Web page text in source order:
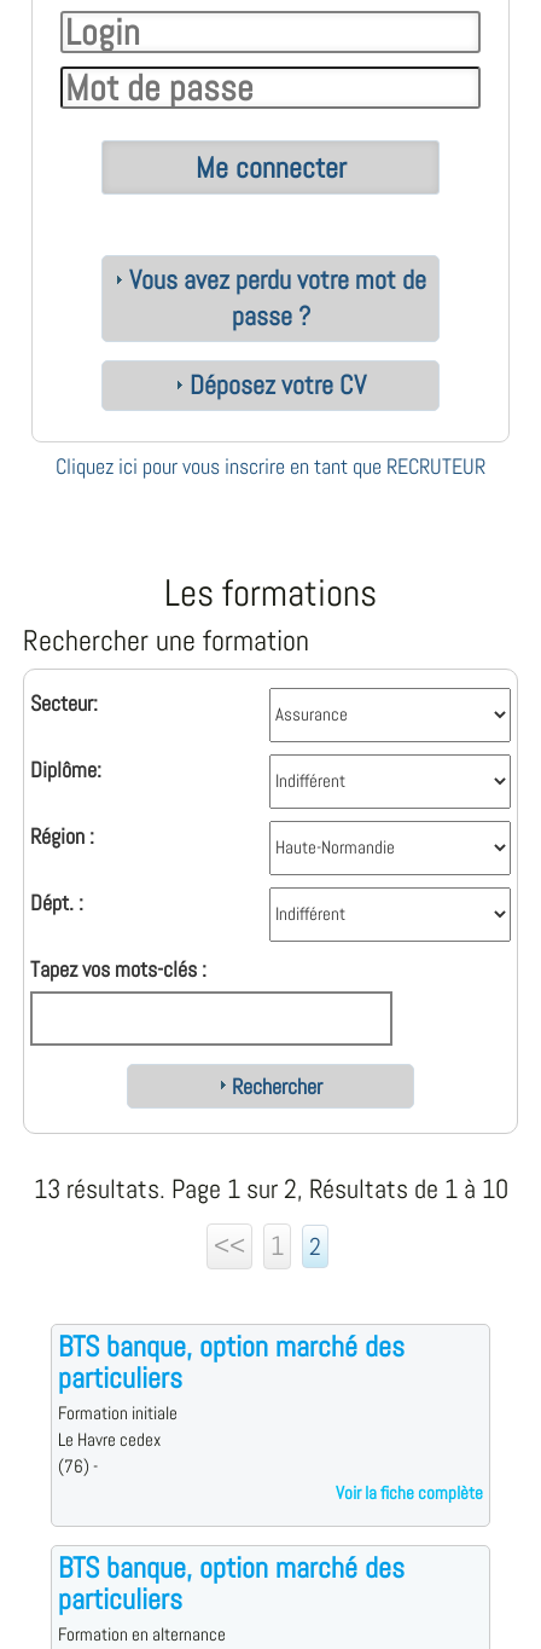
Vous avez perdu votre mot de
passe ?
Déposez votre CV
Cliquez ici pour vous inscrire en tant que RECRUTEUR
Les formations
Rechercher une formation
Secteur:
Diplôme:
Région :
Dépt. :
Tapez vos mots-clés :
Rechercher
13 résultats. Page 1 sur 2, Résultats de 1 à 10
<<
1 2
BTS banque, option marché des
particuliers
Formation initiale
Le Havre cedex
(76) -
Voir la fiche complète
BTS banque, option marché des
particuliers
Formation en alternance